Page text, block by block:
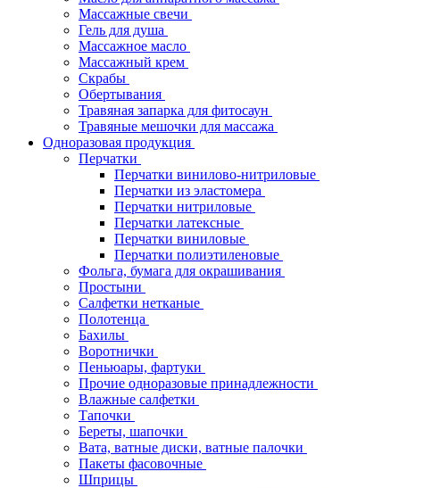
Массажные свечи
Гель для душа
Массажное масло
Массажный крем
Скрабы
Обертывания
Травяная запарка для фитосаун
Травяные мешочки для массажа
Одноразовая продукция
Перчатки
Перчатки винилово-нитриловые
Перчатки из эластомера
Перчатки нитриловые
Перчатки латексные
Перчатки виниловые
Перчатки полиэтиленовые
Фольга, бумага для окрашивания
Простыни
Салфетки нетканые
Полотенца
Бахилы
Воротнички
Пеньюары, фартуки
Прочие одноразовые принадлежности
Влажные салфетки
Тапочки
Береты, шапочки
Вата, ватные диски, ватные палочки
Пакеты фасовочные
Шприцы